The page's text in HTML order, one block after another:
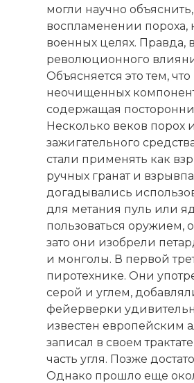
могли научно
воспламенении пороха,
военных целях. Правда,
революционного
Объясняется это тем,
неочищенных
содержащая
Несколько веков порох
зажигательного
стали применять как
ручных гранат и
догадывались
для метания пуль или
пользоваться оружием,
зато они изобрели
и монголы. В первой
пиротехнике. Они
серой и углем,
фейерверки
известен европейским
записал в своем
часть угля. Позже
Однако прошло еще